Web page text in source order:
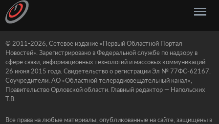
© 2011-2026, Сетевое издание «Первый Областной Портал
Новостей». Зарегистрировано в Федеральной службе по надзору в
сфере связи, информационных технологий и массовых коммуникаций
26 июня 2015 года. Свидетельство о регистрации Эл № 77ФС-62167.
Соучредители: АО «Областной телерадиовещательный канал»,
Правительство Орловской области. Главный редактор — Напольских
Т.В.
Все права на любые материалы, опубликованные на сайте, защищены в